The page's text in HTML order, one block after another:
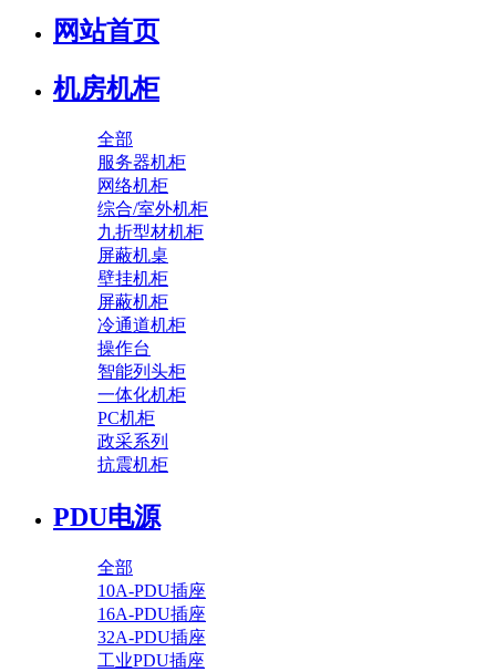
网站首页
机房机柜
全部
服务器机柜
网络机柜
综合/室外机柜
九折型材机柜
屏蔽机桌
壁挂机柜
屏蔽机柜
冷通道机柜
操作台
智能列头柜
一体化机柜
PC机柜
政采系列
抗震机柜
PDU电源
全部
10A-PDU插座
16A-PDU插座
32A-PDU插座
工业PDU插座